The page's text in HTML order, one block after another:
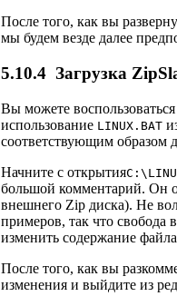
После того, как вы
мы будем везде далее
5.10.4 Загрузка
Вы можете
использование LINUX.BAT
соответствующим образом
Начните с открытия
большой комментарий. Он
внешнего Zip диска). Не
примеров, так что свобода
изменить содержание
После того, как вы
изменения и выйдите из